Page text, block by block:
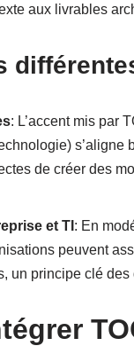
aux livrables
: L’accent mis par
s’aligne
de créer des
et TI : En
peuvent
un principe clé